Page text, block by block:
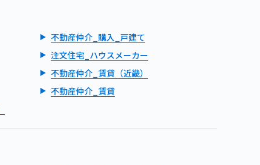
不動産仲介_購入_戸建て
注文住宅_ハウスメーカー
不動産仲介_賃貸（近畿）
不動産仲介_賃貸